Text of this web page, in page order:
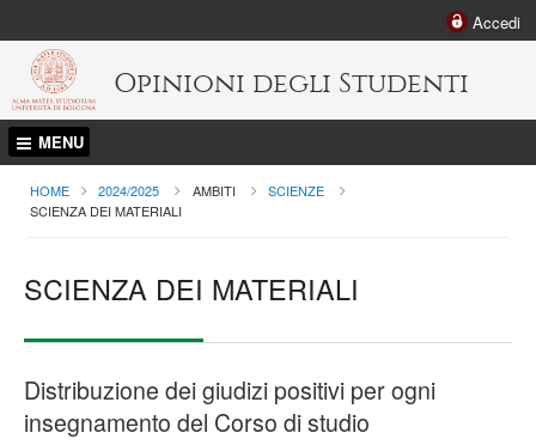
Accedi
Opinioni degli Studenti
MENU
HOME 2024/2025 AMBITI
SCIENZE
CURRENT:
SCIENZA DEI MATERIALI
SCIENZA DEI MATERIALI
Distribuzione dei giudizi positivi per ogni
insegnamento del Corso di studio